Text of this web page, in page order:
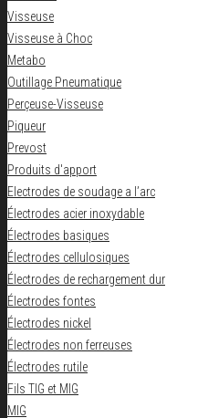
Visseuse
Visseuse à Choc
Metabo
Outillage Pneumatique
Perçeuse-Visseuse
Piqueur
Prevost
Produits d'apport
Electrodes de soudage a l’arc
Électrodes acier inoxydable
Électrodes basiques
Électrodes cellulosiques
Électrodes de rechargement dur
Électrodes fontes
Électrodes nickel
Électrodes non ferreuses
Électrodes rutile
Fils TIG et MIG
MIG